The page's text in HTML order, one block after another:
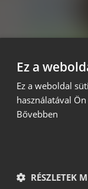
Ez a
Ez a weboldal
használatával
Bővebben
RÉSZLETEK